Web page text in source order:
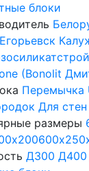
блоки
(Bonolit
Перемычка
Для стен
размеры
Д300 Д400